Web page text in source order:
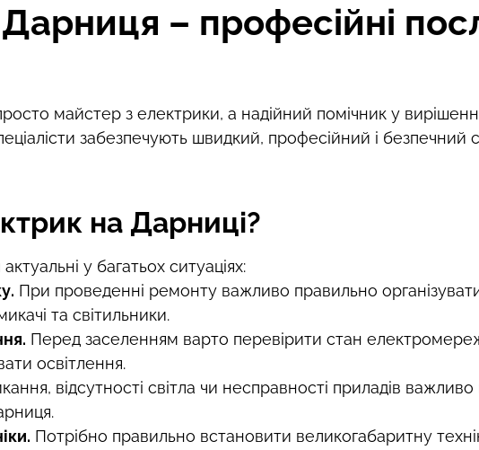
– професійні
майстер з електрики, а надійний помічник у
забезпечують швидкий, професійний і безпечний
на Дарниці?
у багатьох ситуаціях:
При проведенні ремонту важливо правильно
та світильники.
Перед заселенням варто перевірити стан
освітлення.
відсутності світла чи несправності приладів
Потрібно правильно встановити великогабаритну